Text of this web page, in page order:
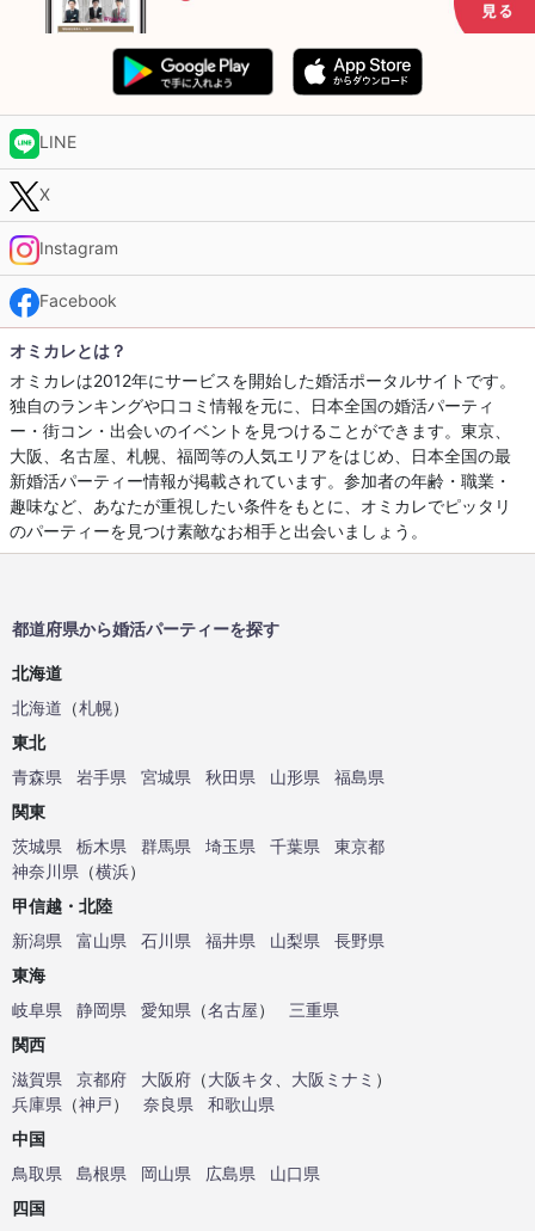
LINE
X
Instagram
Facebook
オミカレとは？
オミカレは2012年にサービスを開始した婚活ポータルサイトです。
独自のランキングや口コミ情報を元に、日本全国の婚活パーティ
ー・街コン・出会いのイベントを見つけることができます。東京、
大阪、名古屋、札幌、福岡等の人気エリアをはじめ、日本全国の最
新婚活パーティー情報が掲載されています。参加者の年齢・職業・
趣味など、あなたが重視したい条件をもとに、オミカレでピッタリ
のパーティーを見つけ素敵なお相手と出会いましょう。
都道府県から婚活パーティーを探す
北海道
北海道 （札幌）
東北
青森県
岩手県 宮城県 秋田県 山形県
福島県
関東
茨城県
栃木県 群馬県 埼玉県 千葉県
東京都
神奈川県 （横浜）
甲信越・北陸
新潟県
富山県 石川県 福井県 山梨県
長野県
東海
岐阜県
静岡県 愛知県 （名古屋）
三重県
関西
滋賀県
京都府 大阪府 （大阪キタ 大阪ミナミ ）
兵庫県 （神戸） 奈良県
和歌山県
中国
鳥取県
島根県 岡山県 広島県
山口県
四国